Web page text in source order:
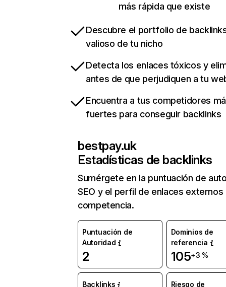
más rápida que existe
Descubre el portfolio de
valioso de tu nicho
Detecta los enlaces tóxicos y
antes de que perjudiquen a tu
Encuentra a tus competidores
fuertes para conseguir backlinks
bestpay.uk
Estadísticas de backlinks
Sumérgete en la puntuación de
SEO y el perfil de enlaces externos
competencia.
Puntuación de
Autoridad
2
Dominios de
referencia
105+3 %
Backlinks Riesgo de